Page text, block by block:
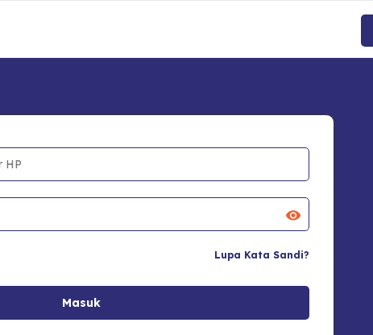
Lupa Kata Sandi?